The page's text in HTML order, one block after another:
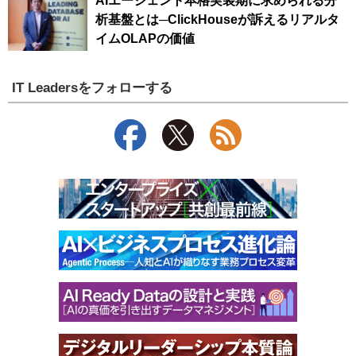
析基盤とは─ClickHouseが訴えるリアルタ
イムOLAPの価値
IT Leadersをフォローする